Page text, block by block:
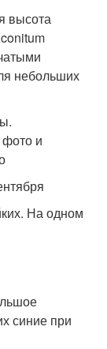
высота
небольших
На одном
синие при